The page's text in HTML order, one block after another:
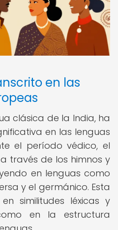
en las
clásica de la India, ha
en las lenguas
el período védico, el
través de los himnos y
en lenguas como
y el germánico. Esta
similitudes léxicas y
en la estructura